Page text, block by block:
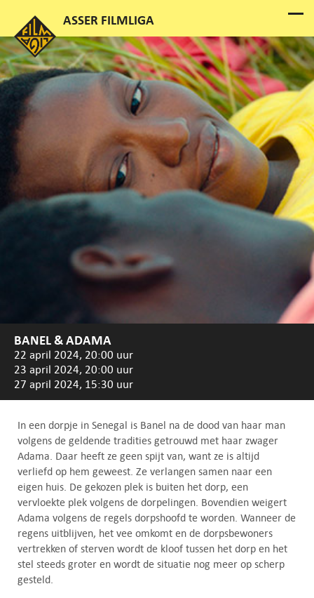
BANEL & ADAMA
22 april 2024, 20:00 uur
23 april 2024, 20:00 uur
27 april 2024, 15:30 uur
In een dorpje in Senegal is Banel na de dood van haar man
volgens de geldende tradities getrouwd met haar zwager
Adama. Daar heeft ze geen spijt van, want ze is altijd
verliefd op hem geweest. Ze verlangen samen naar een
eigen huis. De gekozen plek is buiten het dorp, een
vervloekte plek volgens de dorpelingen. Bovendien weigert
Adama volgens de regels dorpshoofd te worden. Wanneer de
regens uitblijven, het vee omkomt en de dorpsbewoners
vertrekken of sterven wordt de kloof tussen het dorp en het
stel steeds groter en wordt de situatie nog meer op scherp
gesteld.